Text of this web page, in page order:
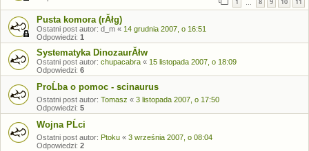
Pusta komora (rĂłg)
Ostatni post autor: d_m « 14 grudnia 2007, o 16:51
Odpowiedzi: 1
Systematyka DinozaurĂłw
Ostatni post autor: chupacabra « 15 listopada 2007, o 18:09
Odpowiedzi: 6
ProĹba o pomoc - scinaurus
Ostatni post autor: Tomasz « 3 listopada 2007, o 17:50
Odpowiedzi: 5
Wojna PĹci
Ostatni post autor: Ptoku « 3 września 2007, o 08:04
Odpowiedzi: 2